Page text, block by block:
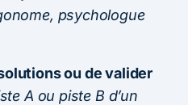
psychologue
ou de valider
A ou piste B d’un